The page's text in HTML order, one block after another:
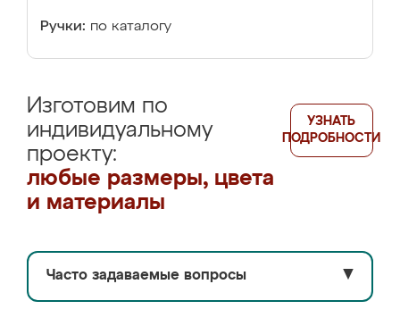
Ручки: по каталогу
Изготовим по
индивидуальному
проекту:
любые размеры, цвета
и материалы
УЗНАТЬ
ПОДРОБНОСТИ
Часто задаваемые вопросы ▼